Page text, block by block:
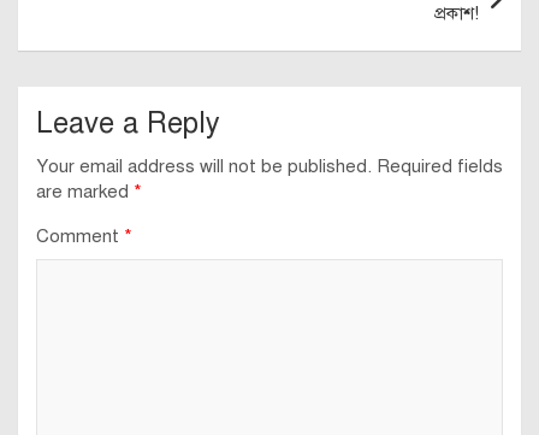
প্রকাশ!
Leave a Reply
Your email address will not be published. Required fields
are marked *
Comment *